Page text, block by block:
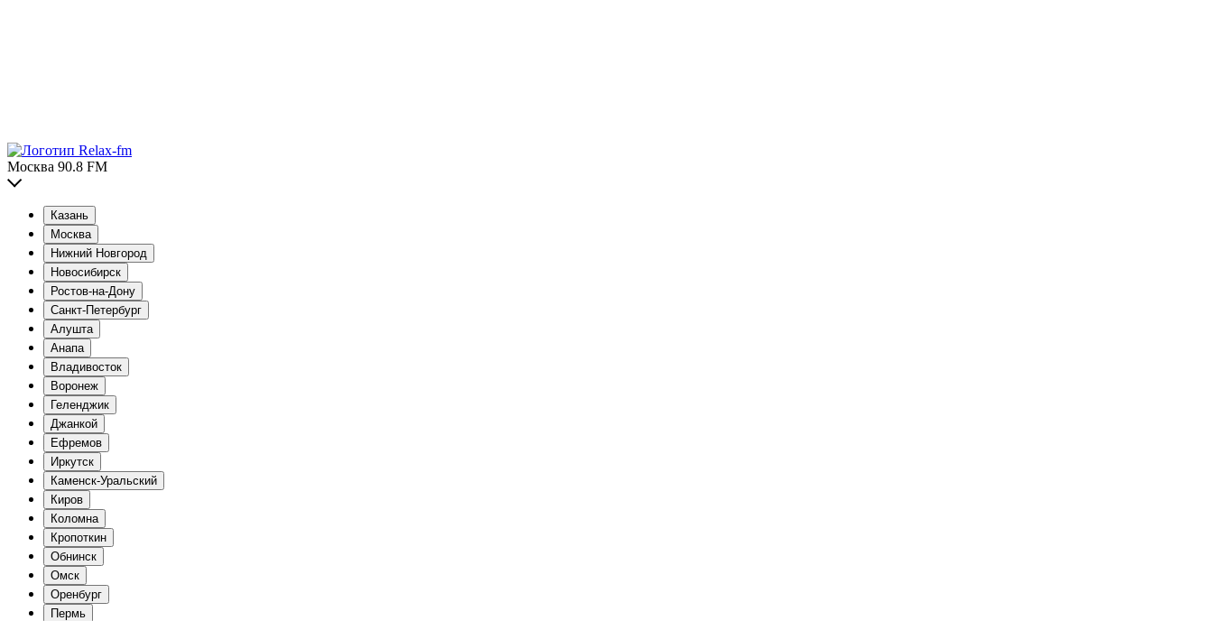
Москва 90.8 FM
Казань
Москва
Нижний Новгород
Новосибирск
Ростов-на-Дону
Санкт-Петербург
Алушта
Анапа
Владивосток
Воронеж
Геленджик
Джанкой
Ефремов
Иркутск
Каменск-Уральский
Киров
Коломна
Кропоткин
Обнинск
Омск
Оренбург
Пермь